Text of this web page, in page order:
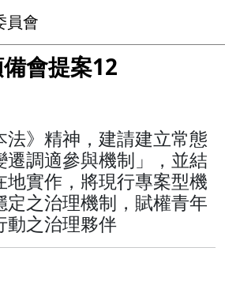
員會
會提案12
法》精神，建請建立常態
遷調適參與機制」，並結
地實作，將現行專案型機
定之治理機制，賦權青年
動之治理夥伴